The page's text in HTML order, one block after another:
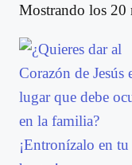
Mostrando los 20